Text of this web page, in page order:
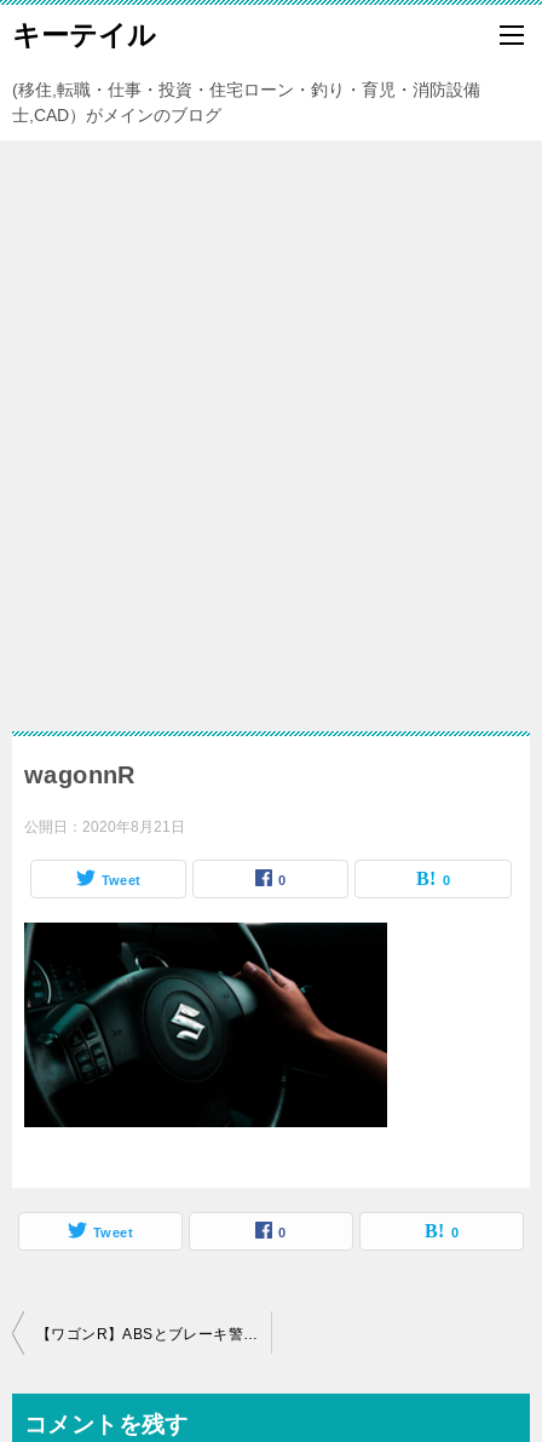
キーテイル
(移住,転職・仕事・投資・住宅ローン・釣り・育児・消防設備
士,CAD）がメインのブログ
wagonnR
公開日： 2020年8月21日
Tweet 0 0
Tweet 0 0
投
【ワゴンR】ABSとブレーキ警告灯の同時点灯！原因はいったい何？
コメントを残す